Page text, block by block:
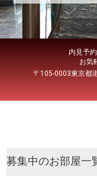
内見予
お気
〒105-0003東京都
募集中のお部屋一